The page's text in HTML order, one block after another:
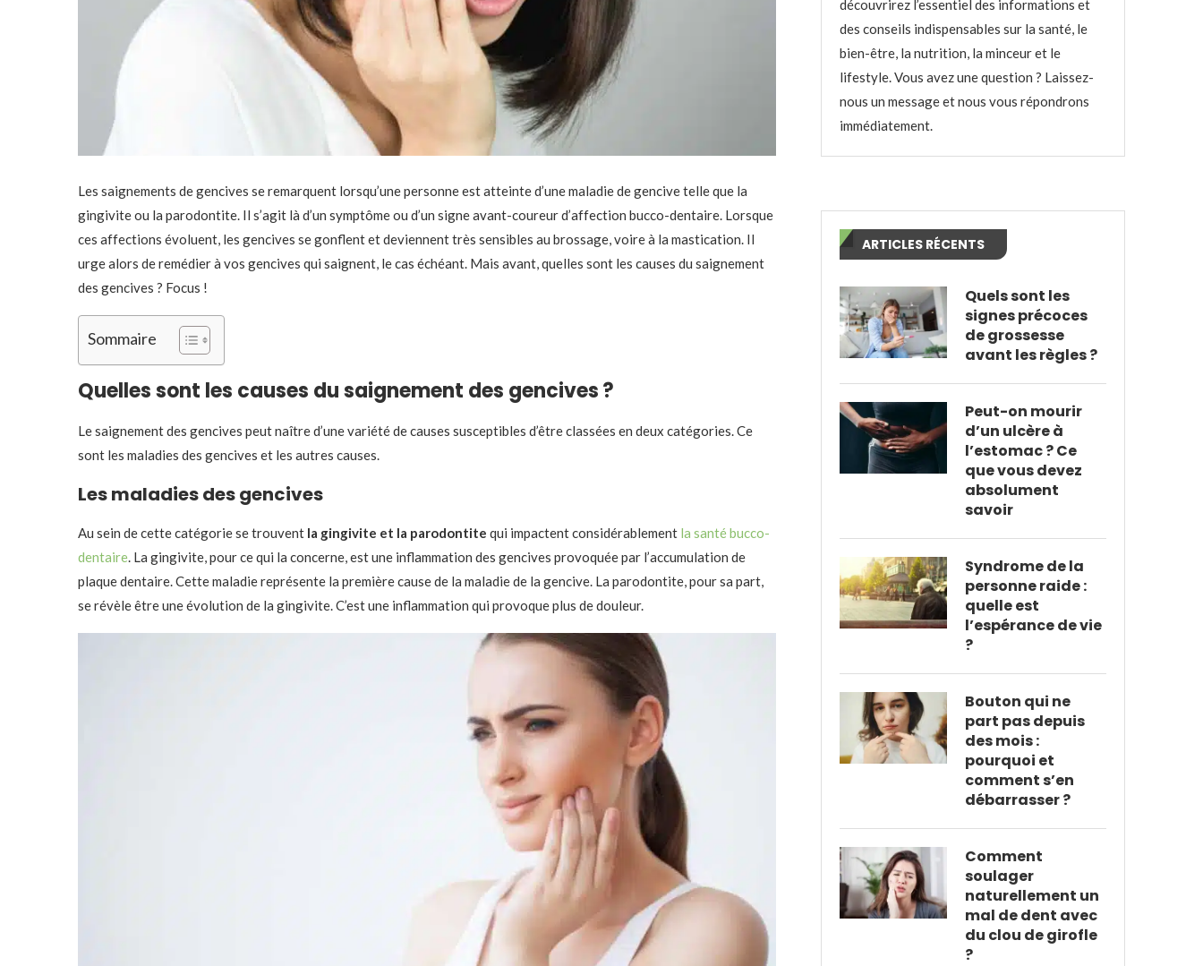
Les saignements de gencives se remarquent lorsqu’une personne est atteinte d’une maladie de gencive telle que la
gingivite ou la parodontite. Il s’agit là d’un symptôme ou d’un signe avant-coureur d’affection bucco-dentaire. Lorsque
ces affections évoluent, les gencives se gonflent et deviennent très sensibles au brossage, voire à la mastication. Il
urge alors de remédier à vos gencives qui saignent, le cas échéant. Mais avant, quelles sont les causes du saignement
des gencives ? Focus !
Sommaire
Quelles sont les causes du saignement des gencives ?
Le saignement des gencives peut naître d’une variété de causes susceptibles d’être classées en deux catégories. Ce
sont les maladies des gencives et les autres causes.
Les maladies des gencives
Au sein de cette catégorie se trouvent la gingivite et la parodontite qui impactent considérablement la santé bucco-
dentaire. La gingivite, pour ce qui la concerne, est une inflammation des gencives provoquée par l’accumulation de
plaque dentaire. Cette maladie représente la première cause de la maladie de la gencive. La parodontite, pour sa part,
se révèle être une évolution de la gingivite. C’est une inflammation qui provoque plus de douleur.
découvrirez l’essentiel des informations et
des conseils indispensables sur la santé, le
bien-être, la nutrition, la minceur et le
lifestyle. Vous avez une question ? Laissez-
nous un message et nous vous répondrons
immédiatement.
ARTICLES RÉCENTS
Quels sont les
signes précoces
de grossesse
avant les règles ?
Peut-on mourir
d’un ulcère à
l’estomac ? Ce
que vous devez
absolument
savoir
Syndrome de la
personne raide :
quelle est
l’espérance de vie
?
Bouton qui ne
part pas depuis
des mois :
pourquoi et
comment s’en
débarrasser ?
Comment
soulager
naturellement un
mal de dent avec
du clou de girofle
?